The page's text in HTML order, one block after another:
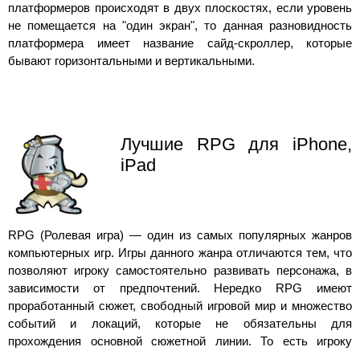
платформеров происходят в двух плоскостях, если уровень
не помещается на "один экран", то данная разновидность
платформера имеет название сайд-скроллер, которые
бывают горизонтальными и вертикальными.
Лучшие RPG для iPhone,
iPad
RPG (Ролевая игра) — один из самых популярных жанров
компьютерных игр. Игры данного жанра отличаются тем, что
позволяют игроку самостоятельно развивать персонажа, в
зависимости от предпочтений. Нередко RPG имеют
проработанный сюжет, свободный игровой мир и множество
событий и локаций, которые не обязательны для
прохождения основной сюжетной линии. То есть игроку